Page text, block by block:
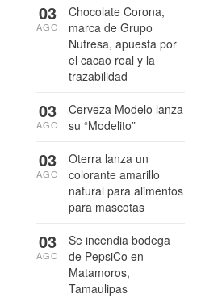
Chocolate Corona,
marca de Grupo
Nutresa, apuesta por
el cacao real y la
trazabilidad
03
AGO
Cerveza Modelo lanza
su “Modelito”
03
AGO
Oterra lanza un
colorante amarillo
natural para alimentos
para mascotas
03
AGO
Se incendia bodega
de PepsiCo en
Matamoros,
Tamaulipas
03
AGO